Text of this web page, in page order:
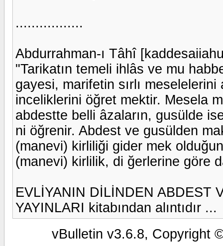
.................
Abdurrahman-ı Tâhî
"Tarikatın temeli ihlâs ve mu
gayesi, marifetin sırlı
inceliklerini öğret mektir. Mesela
abdestte belli âzaların, gusülde
ni öğrenir. Abdest ve gusülden
(manevi) kirliliği gider mek
(manevi) kirlilik, di ğerlerine göre
EVLİYANIN DİLİNDEN ABDEST
YAYINLARI kitabından alıntıdır ...
vBulletin v3.6.8, Copyright